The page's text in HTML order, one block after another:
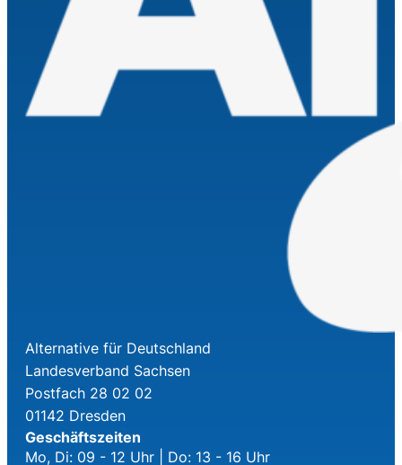
Alternative für Deutschland
Landesverband Sachsen
Postfach 28 02 02
01142 Dresden
Geschäftszeiten
Mo, Di: 09 - 12 Uhr | Do: 13 - 16 Uhr